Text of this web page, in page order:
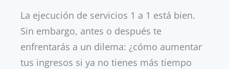
La ejecución de servicios 1 a 1 está bien.
Sin embargo, antes o después te
enfrentarás a un dilema: ¿cómo aumentar
tus ingresos si ya no tienes más tiempo